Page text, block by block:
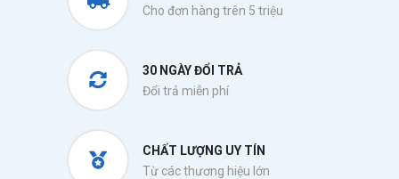
Cho đơn hàng trên 5 triệu
30 NGÀY ĐỔI TRẢ
Đổi trả miễn phí
CHẤT LƯỢNG UY TÍN
Từ các thương hiệu lớn